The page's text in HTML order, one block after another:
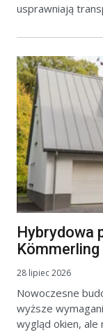
usprawniają
Hybrydowa
Kömmerling
28 lipiec 2026
Nowoczesne
wyższe
wygląd okien,